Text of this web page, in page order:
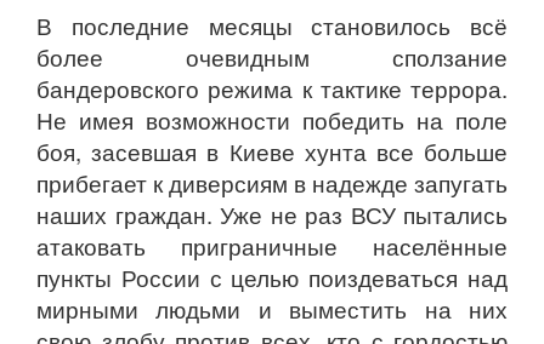
В последние месяцы становилось всё
более очевидным сползание
бандеровского режима к тактике террора.
Не имея возможности победить на поле
боя, засевшая в Киеве хунта все больше
прибегает к диверсиям в надежде запугать
наших граждан. Уже не раз ВСУ пытались
атаковать приграничные населённые
пункты России с целью поиздеваться над
мирными людьми и выместить на них